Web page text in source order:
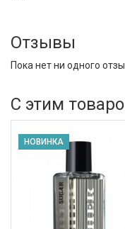
Отзывы
Пока нет ни одного
С этим
НОВИНКА